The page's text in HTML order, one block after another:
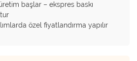
başlar – ekspres baskı
özel fiyatlandırma yapılır